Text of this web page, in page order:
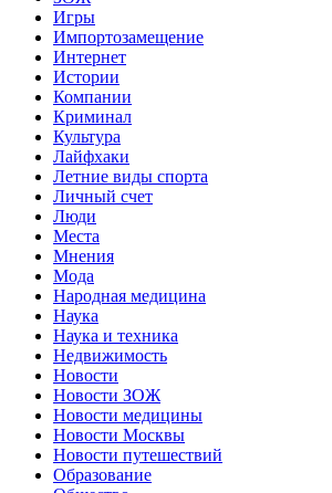
Игры
Импортозамещение
Интернет
Истории
Компании
Криминал
Культура
Лайфхаки
Летние виды спорта
Личный счет
Люди
Места
Мнения
Мода
Народная медицина
Наука
Наука и техника
Недвижимость
Новости
Новости ЗОЖ
Новости медицины
Новости Москвы
Новости путешествий
Образование